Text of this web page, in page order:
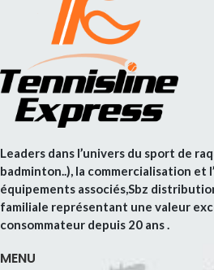
Leaders dans l’univers du sport de
badminton..), la commercialisation et
équipements associés,Sbz
familiale représentant une valeur
consommateur depuis 20 ans .
MENU